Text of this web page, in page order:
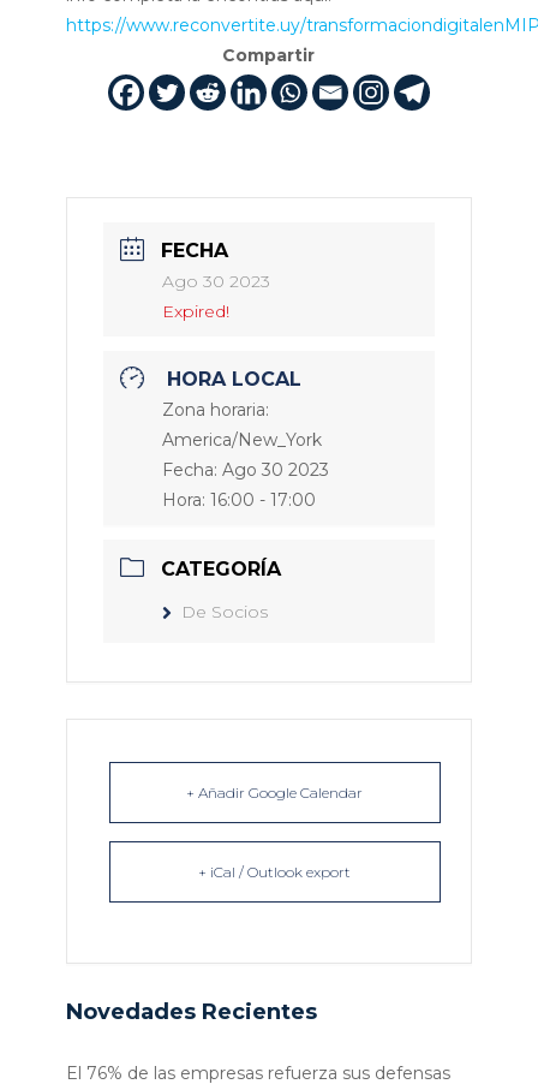
https://www.reconvertite.uy/
Compartir
FECHA
Ago 30 2023
Expired!
HORA LOCAL
Zona horaria:
America/New_York
Fecha: Ago 30 2023
Hora: 16:00 - 17:00
CATEGORÍA
De Socios
+ Añadir Google Calendar
+ iCal / Outlook export
Novedades Recientes
El 76% de las empresas refuerza sus defensas